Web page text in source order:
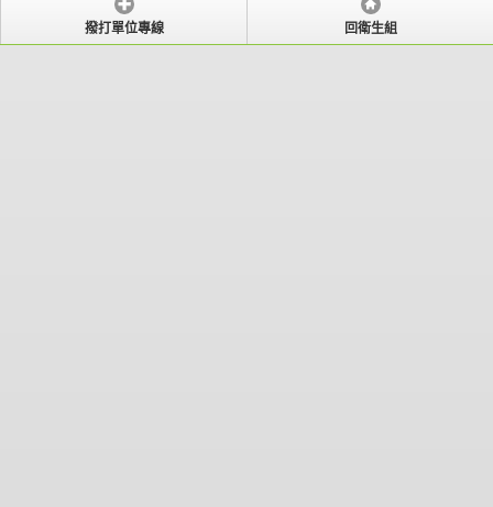
撥打單位專線 回衛生組